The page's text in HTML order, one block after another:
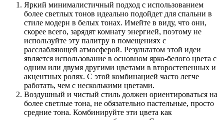
Яркий минималистичный подход с использованием
более светлых тонов идеально подойдет для спальни в
стиле модерн в белых тонах. Имейте в виду, что они,
скорее всего, зарядят комнату энергией, поэтому не
используйте эту палитру в помещениях с
расслабляющей атмосферой. Результатом этой идеи
является использование в основном ярко-белого цвета с
одним или двумя другими цветами в второстепенных и
акцентных ролях. С этой комбинацией часто легче
работать, чем с несколькими цветами.
Воздушный и чистый стиль должен ориентироваться на
более светлые тона, не обязательно пастельные, просто
средние тона. Комбинируйте эти цвета как